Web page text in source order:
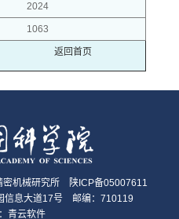
2024
1063
返回首页
密机械研究所 陕ICP备05007611
信息大道17号 邮编：710119
青云软件